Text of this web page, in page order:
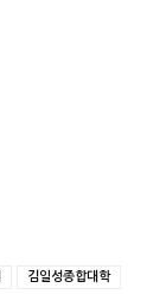
김일성종합대학